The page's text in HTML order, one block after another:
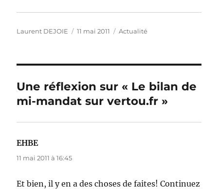
Auteur
Laurent DEJOIE
Publié
11 mai 2011 Catégories
Actualité
Une réflexion sur « Le bilan de
mi-mandat sur vertou.fr »
EHBEdit :
11 mai 2011 à 16:45
Et bien, il y en a des choses de faites! Continuez